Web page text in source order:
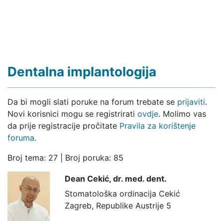
Dentalna implantologija
Da bi mogli slati poruke na forum trebate se prijaviti.
Novi korisnici mogu se registrirati ovdje. Molimo vas
da prije registracije pročitate Pravila za korištenje
foruma.
Broj tema: 27 | Broj poruka: 85
Dean Cekić, dr. med. dent.
Stomatološka ordinacija Cekić
Zagreb, Republike Austrije 5